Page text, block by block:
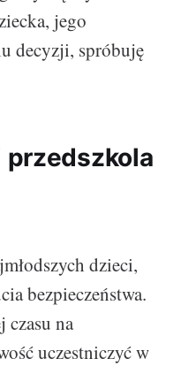
jego
decyzji, spróbuję
przedszkola
dzieci,
bezpieczeństwa.
czasu na
uczestniczyć w